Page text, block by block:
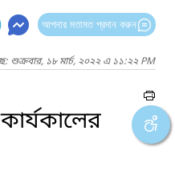
আপনার মতামত প্রদান করুন
শুক্রবার, ১৮ মার্চ, ২০২২ এ ১১:২২ PM